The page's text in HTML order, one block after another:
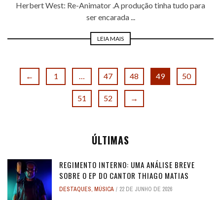
Herbert West: Re-Animator .A produção tinha tudo para
ser encarada ...
LEIA MAIS
← 1 47 48 49 50
51 52 →
ÚLTIMAS
REGIMENTO INTERNO: UMA ANÁLISE BREVE
SOBRE O EP DO CANTOR THIAGO MATIAS
DESTAQUES, MÚSICA 22 DE JUNHO DE 2026